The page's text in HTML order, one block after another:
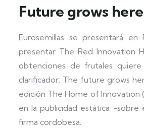
Future grows here
Eurosemillas se presentará
presentar The Red Innovation
obtenciones de frutales
clarificador: The future grows
edición The Home of Innovation
en la publicidad estática -sobre
firma cordobesa.